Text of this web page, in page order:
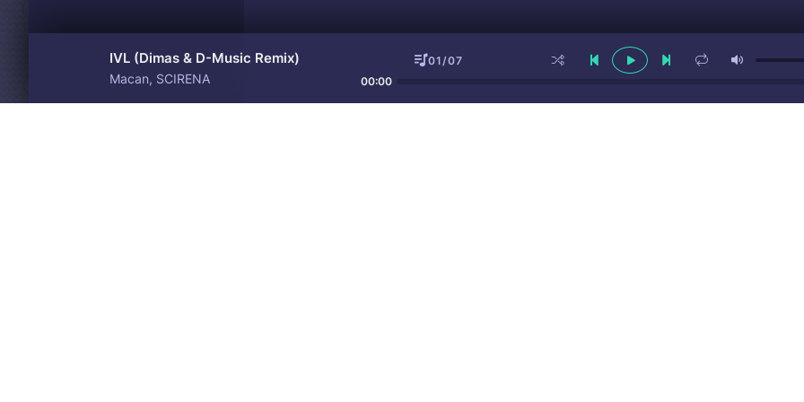
IVL (Dimas & D-Music Remix)
Macan, SCIRENA
01/07
00:00